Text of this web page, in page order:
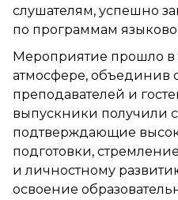
слушателям, успешно
по программам
Мероприятие прошло в
атмосфере, объединив
преподавателей и
выпускники получили
подтверждающие
подготовки,
и личностному
освоение